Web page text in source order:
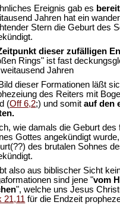
Ereignis gab es
Jahren hat ein
Stern die Geburt des
dieser zufälligen
Rings" ist fast
Jahren
dieser Formationen läßt
des Reiters mit
(Off 6,2;) und somitauf den
wie damals die Geburt des
Gottes angekündigt
des brutalen Sohnes
also aus biblischer Sicht
sind jene "vom
", welche uns Jesus
21,11 für die Endzeit